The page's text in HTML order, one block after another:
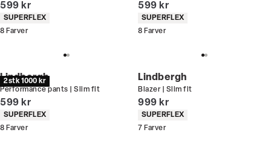
I alt (inkl. rabat)
599 kr
Produkt egenskaber
SUPERFLEX
8 Farver
I alt (inkl. rabat)
599 kr
Produkt egenskaber
SUPERFLEX
8 Farver
2 stk 1000 kr
Lindbergh
Performance pants | Slim fit
I alt (inkl. rabat)
599 kr
Produkt egenskaber
SUPERFLEX
8 Farver
Lindbergh
Blazer | Slim fit
I alt (inkl. rabat)
999 kr
Produkt egenskaber
SUPERFLEX
7 Farver